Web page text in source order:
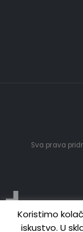
Sva prava
Koristimo
iskustvo. U